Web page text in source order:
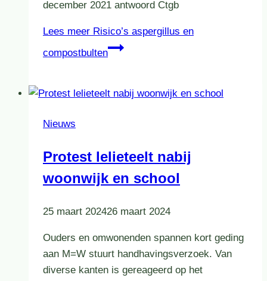
december 2021 antwoord Ctgb
Lees meer Risico’s aspergillus en
compostbulten
Nieuws
Protest lelieteelt nabij
woonwijk en school
25 maart 202426 maart 2024
Ouders en omwonenden spannen kort geding
aan M=W stuurt handhavingsverzoek. Van
diverse kanten is gereageerd op het